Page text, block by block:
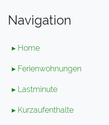
Navigation
▸ Home
▸ Ferienwohnungen
▸ Lastminute
▸ Kurzaufenthalte